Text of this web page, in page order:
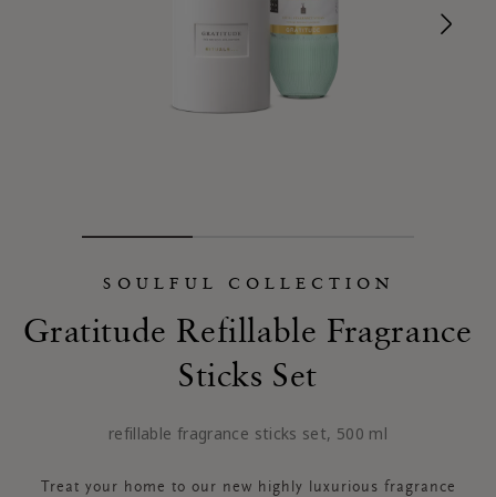
SOULFUL COLLECTION
Gratitude Refillable Fragrance
Sticks Set
refillable fragrance sticks set, 500 ml
Treat your home to our new highly luxurious fragrance